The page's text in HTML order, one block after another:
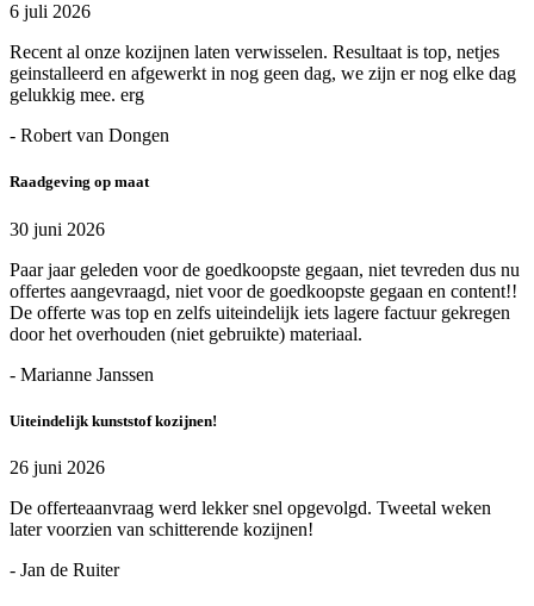
6 juli 2026
Recent al onze kozijnen laten verwisselen. Resultaat is top, netjes
geinstalleerd en afgewerkt in nog geen dag, we zijn er nog elke dag
gelukkig mee. erg
- Robert van Dongen
Raadgeving op maat
30 juni 2026
Paar jaar geleden voor de goedkoopste gegaan, niet tevreden dus nu
offertes aangevraagd, niet voor de goedkoopste gegaan en content!!
De offerte was top en zelfs uiteindelijk iets lagere factuur gekregen
door het overhouden (niet gebruikte) materiaal.
- Marianne Janssen
Uiteindelijk kunststof kozijnen!
26 juni 2026
De offerteaanvraag werd lekker snel opgevolgd. Tweetal weken
later voorzien van schitterende kozijnen!
- Jan de Ruiter